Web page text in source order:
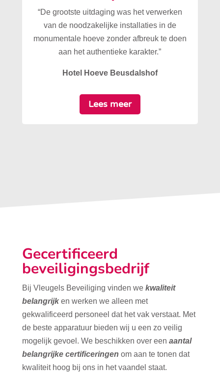
“De grootste uitdaging was het verwerken
van de noodzakelijke installaties in de
monumentale hoeve zonder afbreuk te doen
aan het authentieke karakter.”
Hotel Hoeve Beusdalshof
Lees meer
Gecertificeerd
beveiligingsbedrijf
Bij Vleugels Beveiliging vinden we kwaliteit
belangrijk en werken we alleen met
gekwalificeerd personeel dat het vak verstaat. Met
de beste apparatuur bieden wij u een zo veilig
mogelijk gevoel. We beschikken over een aantal
belangrijke certificeringen om aan te tonen dat
kwaliteit hoog bij ons in het vaandel staat.